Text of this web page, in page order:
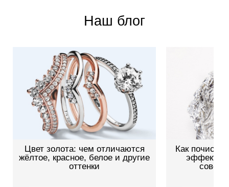
Наш блог
Цвет золота: чем отличаются
жёлтое, красное, белое и другие
оттенки
Как
советы